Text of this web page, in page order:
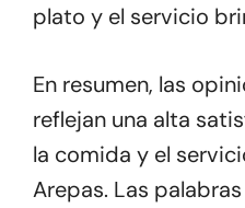
plato y el servicio
En resumen, las
reflejan una alta
la comida y el
Arepas. Las